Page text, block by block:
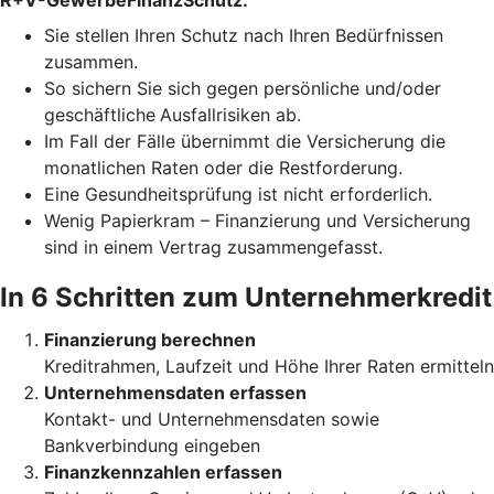
Sie stellen Ihren Schutz nach Ihren Bedürfnissen
zusammen.
So sichern Sie sich gegen persönliche und/oder
geschäftliche Ausfallrisiken ab.
Im Fall der Fälle übernimmt die Versicherung die
monatlichen Raten oder die Restforderung.
Eine Gesundheitsprüfung ist nicht erforderlich.
Wenig Papierkram – Finanzierung und Versicherung
sind in einem Vertrag zusammengefasst.
In 6 Schritten zum Unternehmerkredit
Finanzierung berechnen
Kreditrahmen, Laufzeit und Höhe Ihrer Raten ermitteln
Unternehmensdaten erfassen
Kontakt- und Unternehmensdaten sowie
Bankverbindung eingeben
Finanzkennzahlen erfassen